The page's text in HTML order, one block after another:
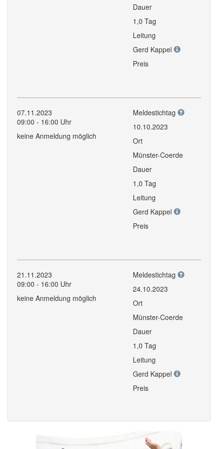
Dauer
1,0 Tag
Leitung
Gerd Kappel
Preis
07.11.2023
09:00 - 16:00 Uhr
keine Anmeldung möglich
Meldestichtag
10.10.2023
Ort
Münster-Coerde
Dauer
1,0 Tag
Leitung
Gerd Kappel
Preis
21.11.2023
09:00 - 16:00 Uhr
keine Anmeldung möglich
Meldestichtag
24.10.2023
Ort
Münster-Coerde
Dauer
1,0 Tag
Leitung
Gerd Kappel
Preis